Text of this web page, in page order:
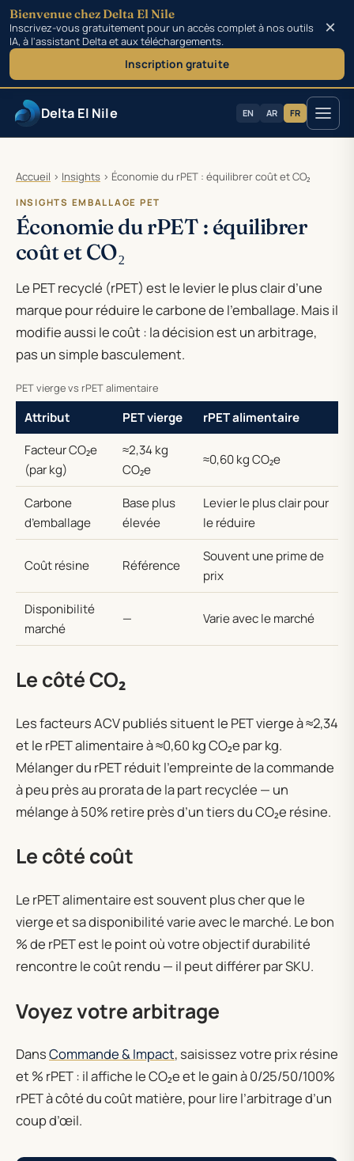
Delta El Nile EN AR FR
Accueil › Insights › Économie du rPET : équilibrer coût et CO₂
INSIGHTS EMBALLAGE PET
Économie du rPET : équilibrer
coût et CO₂
Le PET recyclé (rPET) est le levier le plus clair d’une
marque pour réduire le carbone de l’emballage. Mais il
modifie aussi le coût : la décision est un arbitrage,
pas un simple basculement.
PET vierge vs rPET alimentaire
Attribut PET vierge
rPET alimentaire
Facteur CO₂e
(par kg)
≈2,34 kg
CO₂e
≈0,60 kg CO₂e
Carbone
d’emballage
Base plus
élevée
Levier le plus clair pour
le réduire
Coût résine Référence
Souvent une prime de
prix
Disponibilité
marché
— Varie avec le marché
Le côté CO₂
Les facteurs ACV publiés situent le PET vierge à ≈2,34
et le rPET alimentaire à ≈0,60 kg CO₂e par kg.
Mélanger du rPET réduit l’empreinte de la commande
à peu près au prorata de la part recyclée — un
mélange à 50% retire près d’un tiers du CO₂e résine.
Le côté coût
Le rPET alimentaire est souvent plus cher que le
vierge et sa disponibilité varie avec le marché. Le bon
% de rPET est le point où votre objectif durabilité
rencontre le coût rendu — il peut différer par SKU.
Voyez votre arbitrage
DansCommande & Impact, saisissez votre prix résine
et % rPET : il affiche le CO₂e et le gain à 0/25/50/100%
rPET à côté du coût matière, pour lire l’arbitrage d’un
coup d’œil.
Bienvenue chez Delta El Nile
Inscrivez-vous gratuitement pour un accès complet à nos outils
IA, à l'assistant Delta et aux téléchargements.
Inscription gratuite
×